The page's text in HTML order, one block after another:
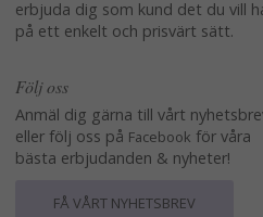
erbjuda dig som kund det du vill
på ett enkelt och prisvärt sätt.
Följ oss
Anmäl dig gärna till vårt
eller följ oss på Facebook för våra
bästa erbjudanden & nyheter!
FÅ VÅRT NYHETSBREV